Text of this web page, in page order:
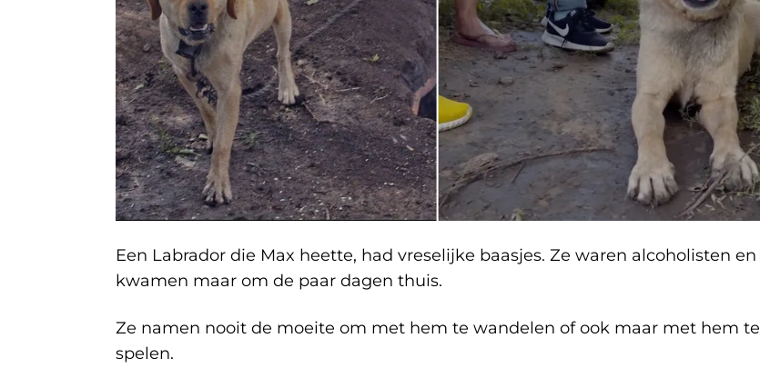
Een Labrador die Max heette, had vreselijke baasjes. Ze waren alcoholisten en
kwamen maar om de paar dagen thuis.
Ze namen nooit de moeite om met hem te wandelen of ook maar met hem te
spelen.